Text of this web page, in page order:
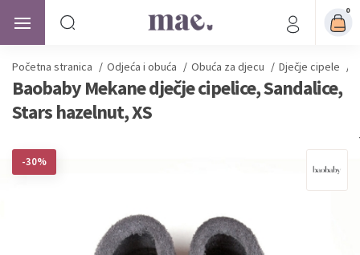
0
Početna stranica / Odjeća i obuća / Obuća za djecu / Dječje cipele /
Baobaby Mekane dječje cipelice, Sandalice,
Stars hazelnut, XS
-30%